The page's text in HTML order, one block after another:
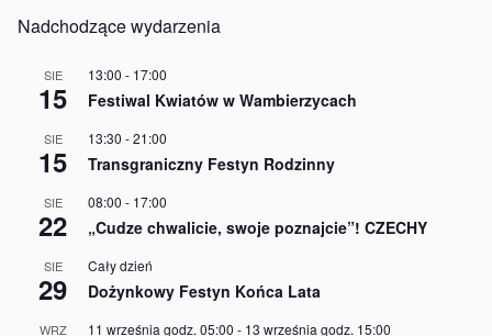
Nadchodzące wydarzenia
SIE
15
13:00 - 17:00
Festiwal Kwiatów w Wambierzycach
SIE
15
13:30 -21:00
Transgraniczny Festyn Rodzinny
SIE
22
08:00 - 17:00
„Cudze chwalicie, swoje poznajcie”! CZECHY
SIE
29
Cały dzień
Dożynkowy Festyn Końca Lata
WRZ 11 września godz. 05:00 - 13 września godz. 15:00